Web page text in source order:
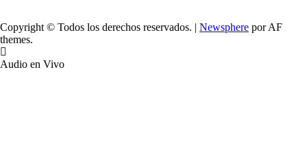
Copyright © Todos los derechos reservados. | Newsphere por AF
themes.
Audio en Vivo